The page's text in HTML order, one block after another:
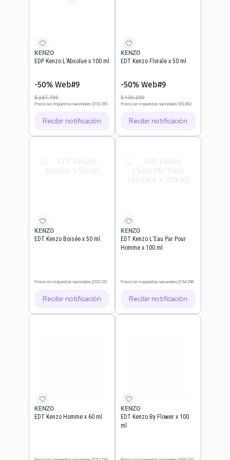
KENZO
EDP Kenzo L'Absolue x 100 ml
-50% Web#9
$247.700
Precio sin impuestos nacionales $102.355
Recibir notificación
KENZO
EDT Kenzo Florale x 50 ml
-50% Web#9
$130.200
Precio sin impuestos nacionales $53.802
Recibir notificación
KENZO
EDT Kenzo Boisée x 50 ml
Precio sin impuestos nacionales $102.231
Recibir notificación
KENZO
EDT Kenzo L'Eau Par Pour
Homme x 100 ml
Precio sin impuestos nacionales $154.298
Recibir notificación
KENZO
EDT Kenzo Homme x 60 ml
KENZO
EDT Kenzo By Flower x 100
ml